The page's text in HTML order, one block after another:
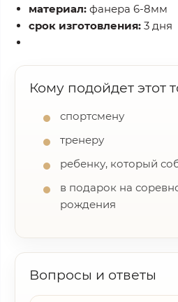
материал: фанера 6-8мм
срок изготовления: 3 дня
Кому подойдет этот
спортсмену
тренеру
ребенку, который
в подарок на
рождения
Вопросы и ответы